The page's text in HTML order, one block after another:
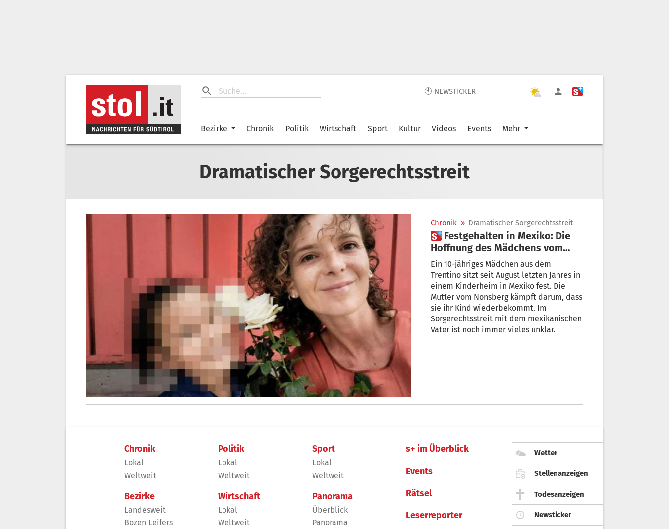
🕙 NEWSTICKER | |
Bezirke Chronik Politik Wirtschaft Sport Kultur Videos Events Mehr
Dramatischer Sorgerechtsstreit
Chronik » Dramatischer Sorgerechtsstreit
 Festgehalten in Mexiko: Die
Hoffnung des Mädchens vom
Nonsberg
Ein 10-jähriges Mädchen aus dem
Trentino sitzt seit August letzten Jahres in
einem Kinderheim in Mexiko fest. Die
Mutter vom Nonsberg kämpft darum, dass
sie ihr Kind wiederbekommt. Im
Sorgerechtsstreit mit dem mexikanischen
Vater ist noch immer vieles unklar.
Chronik
Lokal
Weltweit
Bezirke
Landesweit
Bozen Leifers
Politik
Lokal
Weltweit
Wirtschaft
Lokal
Weltweit
Sport
Lokal
Weltweit
Panorama
Überblick
Panorama
s+ im Überblick
Events
Rätsel
Leserreporter
Wetter
Stellenanzeigen
Todesanzeigen
Newsticker